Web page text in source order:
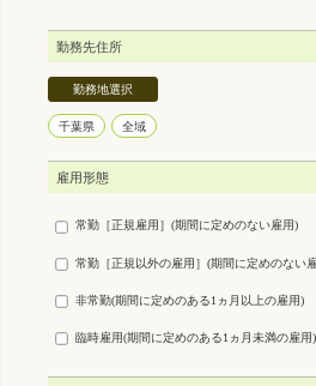
勤務先住所
勤務地選択
千葉県 全域
雇用形態
常勤［正規雇用］(期間に定めのない雇用)
常勤［正規以外の雇用］(期間に定めのない
非常勤(期間に定めのある1ヵ月以上の雇用)
臨時雇用(期間に定めのある1ヵ月未満の雇用)